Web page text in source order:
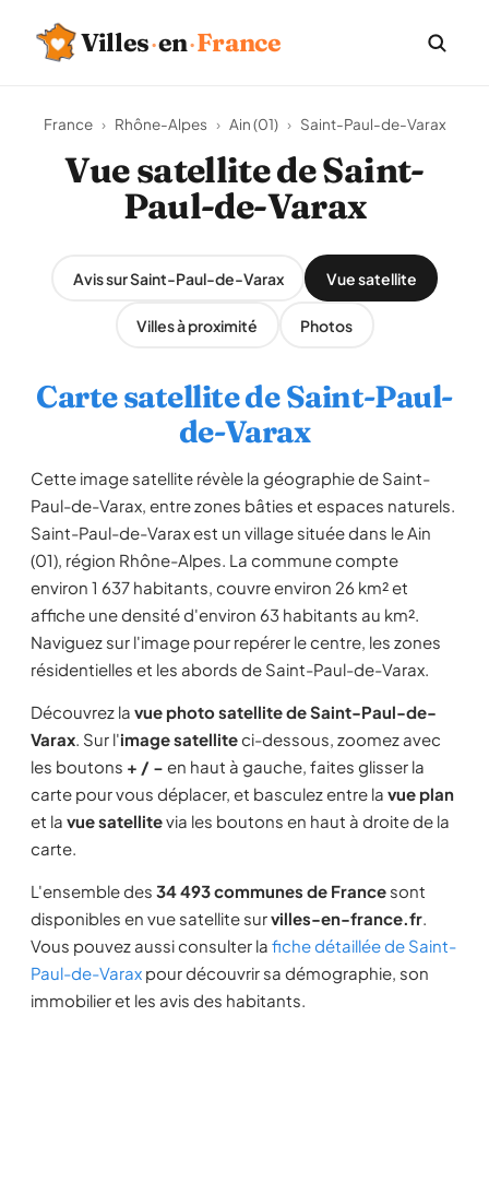
Villes·en·France
France › Rhône-Alpes › Ain (01) › Saint-Paul-de-Varax
Vue satellite de Saint-
Paul-de-Varax
Avis sur Saint-Paul-de-Varax Vue satellite
Villes à proximité Photos
Carte satellite de Saint-Paul-
de-Varax
Cette image satellite révèle la géographie de Saint-
Paul-de-Varax, entre zones bâties et espaces naturels.
Saint-Paul-de-Varax est un village située dans le Ain
(01), région Rhône-Alpes. La commune compte
environ 1 637 habitants, couvre environ 26 km² et
affiche une densité d'environ 63 habitants au km².
Naviguez sur l'image pour repérer le centre, les zones
résidentielles et les abords de Saint-Paul-de-Varax.
Découvrez la vue photo satellite de Saint-Paul-de-
Varax. Sur l'image satelliteci-dessous, zoomez avec
les boutons + / − en haut à gauche, faites glisser la
carte pour vous déplacer, et basculez entre la vue plan
et la vue satellitevia les boutons en haut à droite de la
carte.
L'ensemble des 34 493 communes de France sont
disponibles en vue satellite survilles-en-france.fr.
Vous pouvez aussi consulter la fiche détaillée de Saint-
Paul-de-Varax pour découvrir sa démographie, son
immobilier et les avis des habitants.